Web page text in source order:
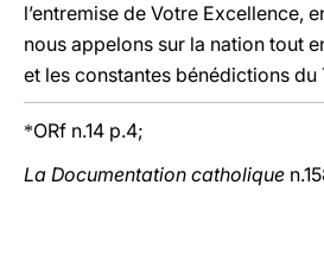
l’entremise de Votre Excellence,
nous appelons sur la nation tout
et les constantes bénédictions du
*ORf n.14 p.4;
La Documentation catholique